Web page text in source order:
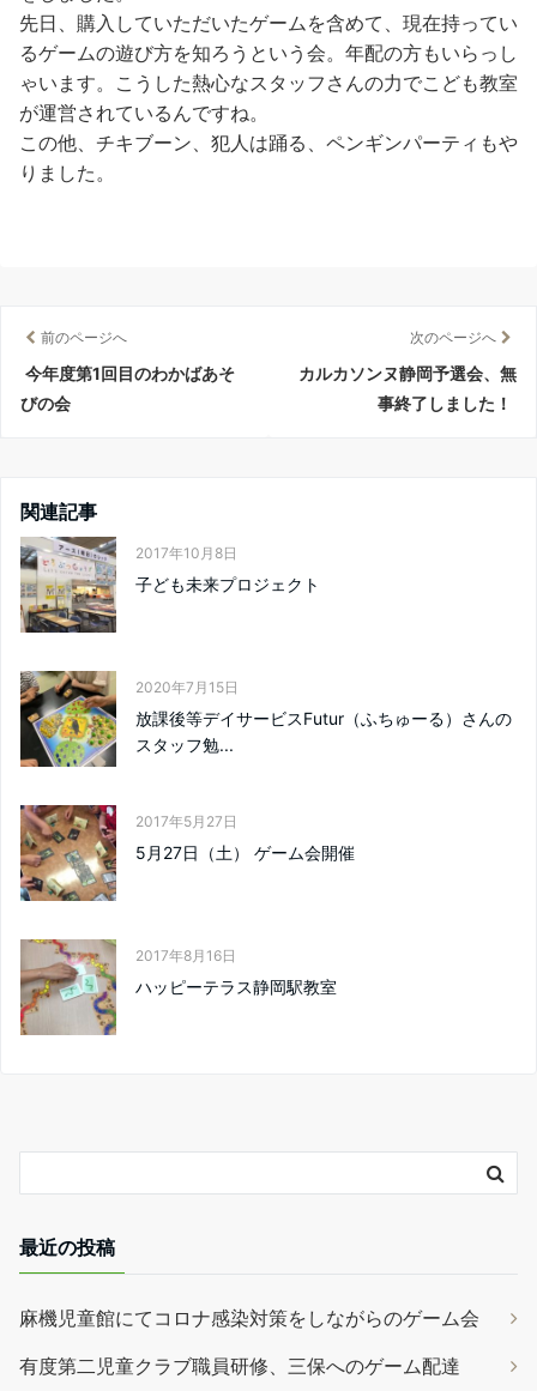
先日、購入していただいたゲームを含めて、現在持ってい
るゲームの遊び方を知ろうという会。年配の方もいらっし
ゃいます。こうした熱心なスタッフさんの力でこども教室
が運営されているんですね。
この他、チキブーン、犯人は踊る、ペンギンパーティもや
りました。
前のページへ
今年度第1回目のわかばあそ
びの会
次のページへ
カルカソンヌ静岡予選会、無
事終了しました！
関連記事
2017年10月8日
子ども未来プロジェクト
2020年7月15日
放課後等デイサービスFutur（ふちゅーる）さんの
スタッフ勉...
2017年5月27日
5月27日（土） ゲーム会開催
2017年8月16日
ハッピーテラス静岡駅教室
最近の投稿
麻機児童館にてコロナ感染対策をしながらのゲーム会
有度第二児童クラブ職員研修、三保へのゲーム配達